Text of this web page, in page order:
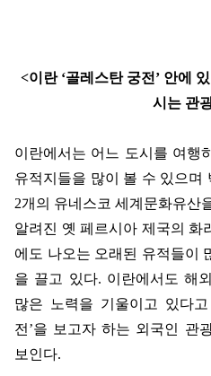
<이란 ‘골레스탄 궁전 ’ 안에
시는 관
이란에서는 어느 도시를 여행
유적지들을 많이 볼 수 있으며
2개의 유네스코 세계문화유산
알려진 옛 페르시아 제국의 화
에도 나오는 오래된 유적들이
을 끌고 있다. 이란에서도 해
많은 노력을 기울이고 있다고
전 ’을 보고자 하는 외국인 관
보인다.